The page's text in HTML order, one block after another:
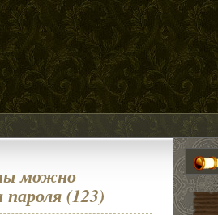
можно
(123)